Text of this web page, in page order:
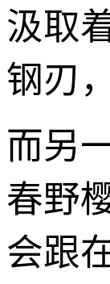
汲取
钢刃
而另
春野
会跟